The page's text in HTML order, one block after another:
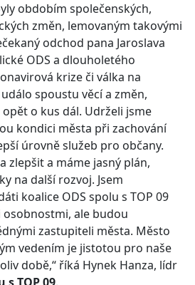
obdobím společenských,
změn, lemovaným takovými
odchod pana Jaroslava
ODS a dlouholetého
krize či válka na
spoustu věcí a změn,
o kus dál. Udrželi jsme
kondici města při zachování
úrovně služeb pro občany.
zlepšit a máme jasný plán,
na další rozvoj. Jsem
koalice ODS spolu s TOP 09
ale budou
zastupiteli města. Město
vedením je jistotou pro naše
době,“ říká Hynek Hanza, lídr